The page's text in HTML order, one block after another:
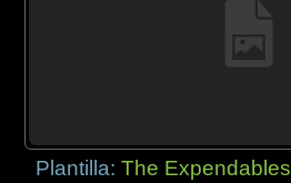
Plantilla:The Expendables